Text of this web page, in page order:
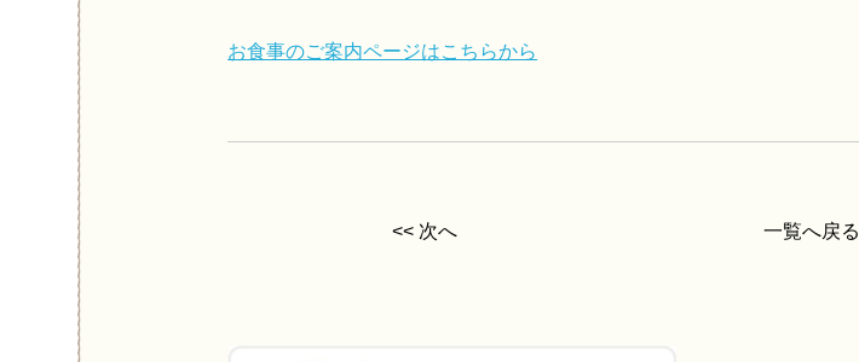
お食事のご案内ページはこちらから
<< 次へ 一覧へ戻る